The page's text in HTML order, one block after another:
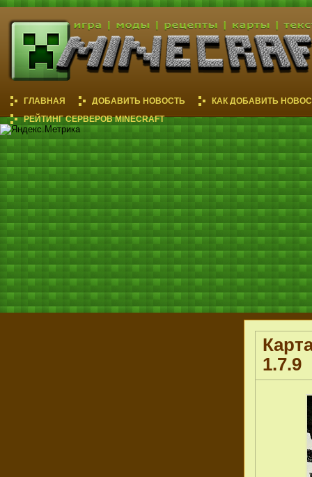
ГЛАВНАЯ ДОБАВИТЬ НОВОСТЬ
КАК ДОБАВИТЬ
РЕЙТИНГ СЕРВЕРОВ MINECRAFT
1.7.9